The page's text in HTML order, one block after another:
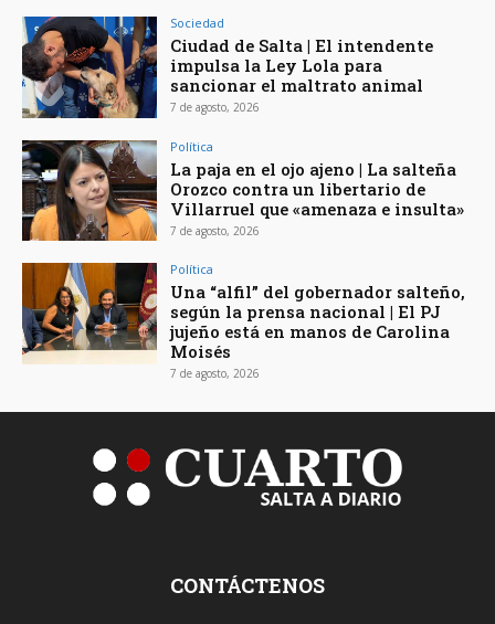
Sociedad
Ciudad de Salta | El intendente
impulsa la Ley Lola para
sancionar el maltrato animal
7 de agosto, 2026
Política
La paja en el ojo ajeno | La salteña
Orozco contra un libertario de
Villarruel que «amenaza e insulta»
7 de agosto, 2026
Política
Una “alfil” del gobernador salteño,
según la prensa nacional | El PJ
jujeño está en manos de Carolina
Moisés
7 de agosto, 2026
CONTÁCTENOS